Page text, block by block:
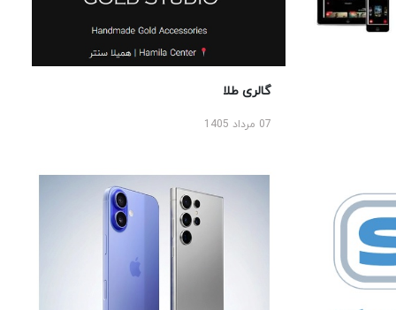
گالری طلا
07 مرداد 1405